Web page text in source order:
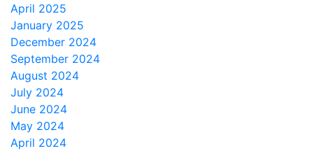
April 2025
January 2025
December 2024
September 2024
August 2024
July 2024
June 2024
May 2024
April 2024